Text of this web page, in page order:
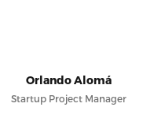
Orlando Alomá
Startup Project Manager